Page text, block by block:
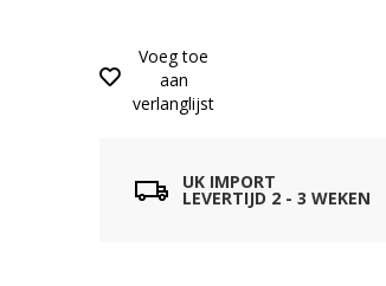
Voeg toe
aan
verlanglijst
UK IMPORT
LEVERTIJD 2 - 3 WEKEN